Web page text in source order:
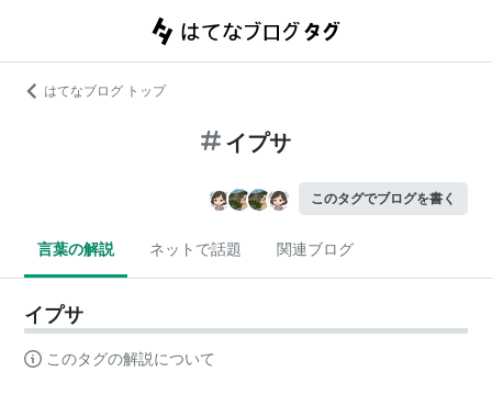
はてなブログ トップ
イプサ
このタグでブログを書く
言葉の解説 ネットで話題 関連ブログ
イプサ
このタグの解説について